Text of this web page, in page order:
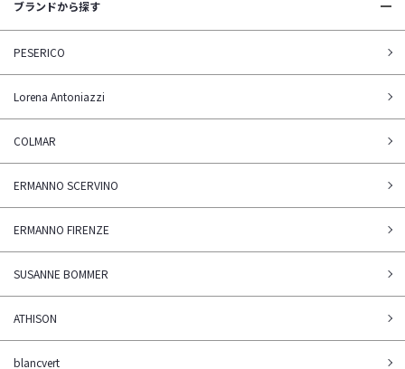
ブランドから探す
PESERICO
Lorena Antoniazzi
COLMAR
ERMANNO SCERVINO
ERMANNO FIRENZE
SUSANNE BOMMER
ATHISON
blancvert